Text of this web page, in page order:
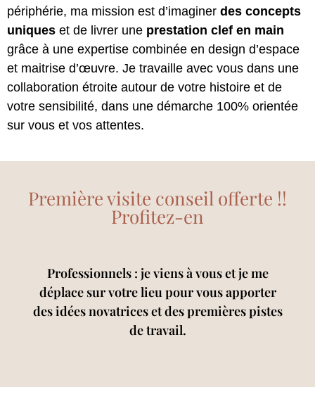
périphérie, ma mission est d’imaginer des concepts
uniques et de livrer une prestation clef en main
grâce à une expertise combinée en design d’espace
et maitrise d’œuvre. Je travaille avec vous dans une
collaboration étroite autour de votre histoire et de
votre sensibilité, dans une démarche 100% orientée
sur vous et vos attentes.
Première visite conseil offerte !!
Profitez-en
Professionnels : je viens à vous et je me
déplace sur votre lieu pour vous apporter
des idées novatrices et des premières pistes
de travail.